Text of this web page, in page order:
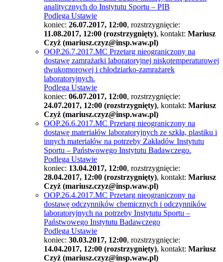
analitycznych do Instytutu Sportu – PIB
Podlega Ustawie
koniec: 26.07.2017, 12:00, rozstrzygnięcie:
11.08.2017, 12:00 (rozstrzygnięty), kontakt: Mariusz
Czyż (mariusz.czyz@insp.waw.pl)
OOP.26.7.2017.MC Przetarg nieograniczony na
dostawę zamrażarki laboratoryjnej niskotemperaturowej
dwukomorowej i chłodziarko-zamrażarek
laboratoryjnych.
Podlega Ustawie
koniec: 06.07.2017, 12:00, rozstrzygnięcie:
24.07.2017, 12:00 (rozstrzygnięty), kontakt: Mariusz
Czyż (mariusz.czyz@insp.waw.pl)
OOP.26.6.2017.MC Przetarg nieograniczony na
dostawę materiałów laboratoryjnych ze szkła, plastiku i
innych materiałów na potrzeby Zakładów Instytutu
Sportu – Państwowego Instytutu Badawczego.
Podlega Ustawie
koniec: 13.04.2017, 12:00, rozstrzygnięcie:
28.04.2017, 12:00 (rozstrzygnięty), kontakt: Mariusz
Czyż (mariusz.czyz@insp.waw.pl)
OOP.26.4.2017.MC Przetarg nieograniczony na
dostawę odczynników chemicznych i odczynników
laboratoryjnych na potrzeby Instytutu Sportu –
Państwowego Instytutu Badawczego
Podlega Ustawie
koniec: 30.03.2017, 12:00, rozstrzygnięcie:
14.04.2017, 12:00 (rozstrzygnięty), kontakt: Mariusz
Czyż (mariusz.czyz@insp.waw.pl)